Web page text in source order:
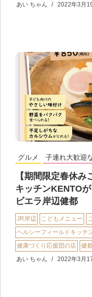
あい ちゃん
2022年3月
グルメ 子連れ大歓迎
【期間限定春休
キッチンKENTO
ビエラ岸辺健都
JR岸辺 こどもメニュー
ヘルシーフィールドキッチ
健康づくり応援団の店
健
あい ちゃん
2022年3月